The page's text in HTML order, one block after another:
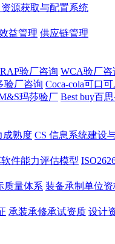
资源获取与配置系统
益管理 供应链管理
验厂咨询 WCA验厂咨
验厂咨询 Coca-cola可口
玛莎验厂 Best buy百
成熟度 CS 信息系统建设
件能力评估模型
质量体系 装备承制单位资
承装承修承试资质 设计